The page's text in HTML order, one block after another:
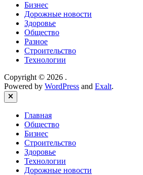
Бизнес
Дорожные новости
Здоровье
Общество
Разное
Строительство
Технологии
Copyright © 2026 .
Powered by WordPress and Exalt.
Close
Главная
Общество
Бизнес
Строительство
Здоровье
Технологии
Дорожные новости